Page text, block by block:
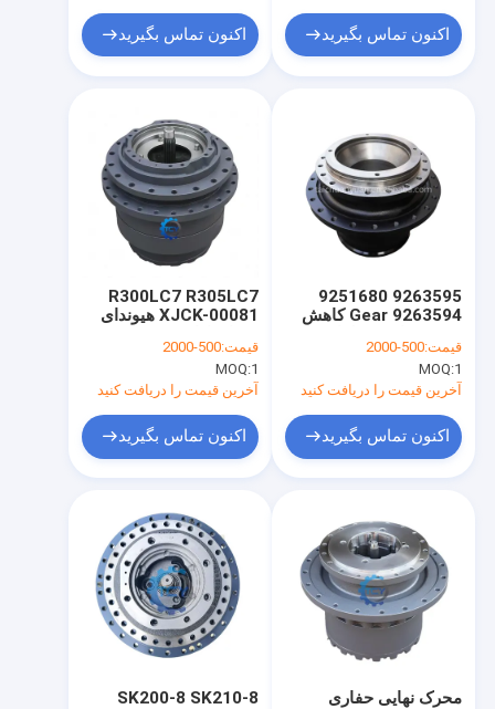
محصولات
فیلم های
دربارهی ما
تماس با ما
موتور سفر Excavator
جعبه گیربکس کاهش حرکت حفاری
اکنون تماس بگیرید اکنون تماس بگیرید
R300LC7 R305LC7
XJCK-00081 هیوندای
Final Drive Pl
R250LC7 R250LC7A
R290LC7A 31N8-
قیمت:500-2000
MOQ:1
آخرین قیمت را دریافت کنید
اکنون تماس بگیرید
9263595 9251680
9263594 Gear کاهش
محرک نهایی ZX450
ZX450-6 ZX470-3
ZX490-5A
قیمت:500-2000
MOQ:1
آخرین قیمت را دریافت کنید
اکنون تماس بگیرید
SK200-8 SK210-8
محرک نهایی حفاری